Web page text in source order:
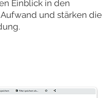
Einblick in den
und stärken die